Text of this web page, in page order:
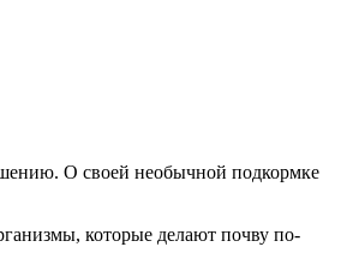
О своей необычной подкормке
которые делают почву по-